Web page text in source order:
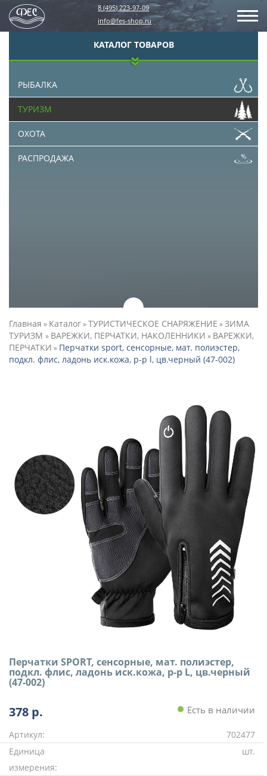
8 (495) 223-97-09
info@fes-shop.ru
КАТАЛОГ ТОВАРОВ
РЫБАЛКА
ТУРИЗМ
ОХОТА
РАСПРОДАЖА
Главная » Каталог»ТУРИСТИЧЕСКОЕ СНАРЯЖЕНИЕ »ЗИМА
ТУРИЗМ » ВАРЕЖКИ, ПЕРЧАТКИ, НАКОЛЕННИКИ » ВАРЕЖКИ,
ПЕРЧАТКИ » Перчатки sport, сенсорные, мат. полиэстер,
подкл. флис, ладонь иск.кожа, р-р l, цв.черный (47-002)
Перчатки SPORT, сенсорные, мат. полиэстер,
подкл. флис, ладонь иск.кожа, р-р L, цв.черный
(47-002)
378 р. Есть в наличии
Артикул:
702477
Единица
измерения:
шт.